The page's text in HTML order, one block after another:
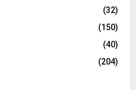
(32)
(150)
(40)
(204)